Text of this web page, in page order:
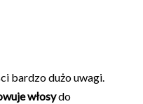
bardzo dużo uwagi.
włosydo